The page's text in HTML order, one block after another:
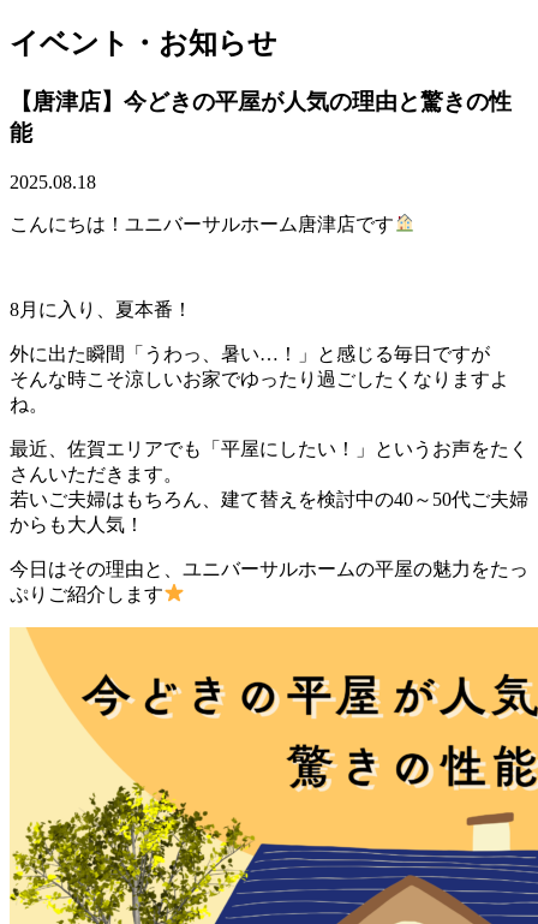
イベント・お知らせ
【唐津店】今どきの平屋が人気の理由と驚きの性
能
2025.08.18
こんにちは！ユニバーサルホーム唐津店です
8月に入り、夏本番！
外に出た瞬間「うわっ、暑い…！」と感じる毎日ですが
そんな時こそ涼しいお家でゆったり過ごしたくなりますよ
ね。
最近、佐賀エリアでも「平屋にしたい！」というお声をたく
さんいただきます。
若いご夫婦はもちろん、建て替えを検討中の40～50代ご夫婦
からも大人気！
今日はその理由と、ユニバーサルホームの平屋の魅力をたっ
ぷりご紹介します